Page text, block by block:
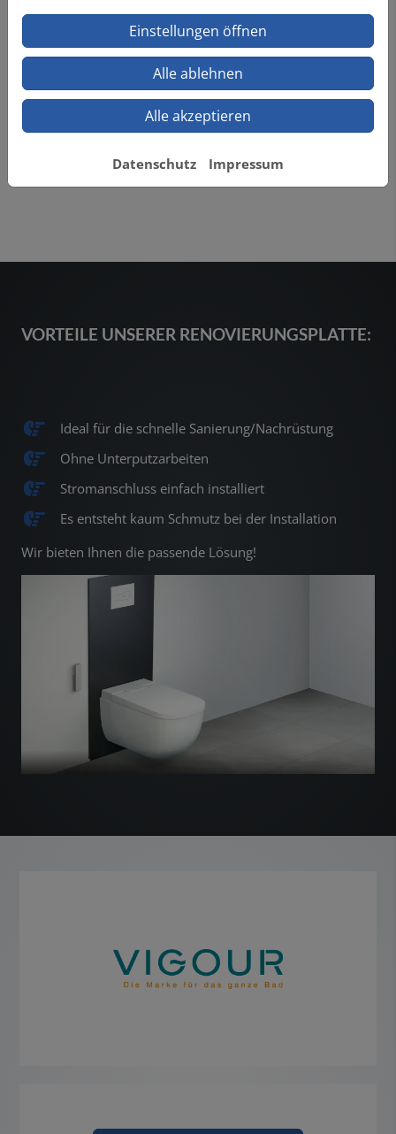
Frischegefühl und individuelle Hygiene für jedermann.
Nachrüstbar für jede Badsituation
VORTEILE UNSERER RENOVIERUNGSPLATTE:
Ideal für die schnelle Sanierung/Nachrüstung
Ohne Unterputzarbeiten
Stromanschluss einfach installiert
Es entsteht kaum Schmutz bei der Installation
Wir bieten Ihnen die passende Lösung!
Einstellungen öffnen
Alle ablehnen
Alle akzeptieren
Datenschutz Impressum